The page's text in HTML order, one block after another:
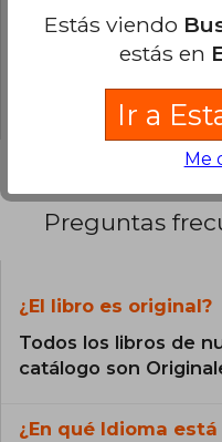
Preguntas
¿El libro es original?
Todos los libros de
catálogo son
¿En qué Idioma
Estás viendo
estás en
Ir a
Me